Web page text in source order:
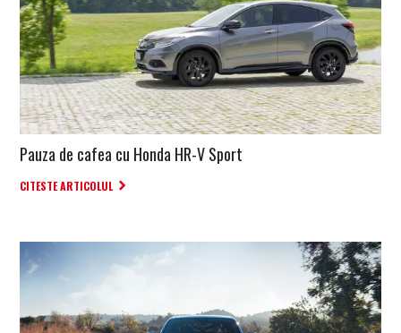
Pauza de cafea cu Honda HR-V Sport
CITESTE ARTICOLUL